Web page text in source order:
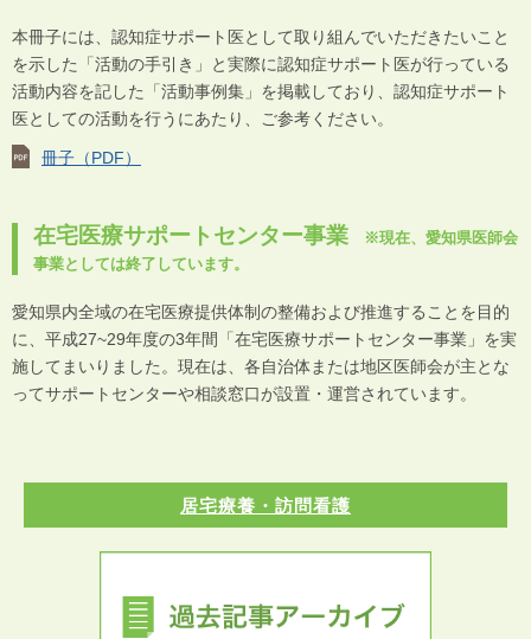
本冊子には、認知症サポート医として取り組んでいただきたいこと
を示した「活動の手引き」と実際に認知症サポート医が行っている
活動内容を記した「活動事例集」を掲載しており、認知症サポート
医としての活動を行うにあたり、ご参考ください。
冊子（PDF）
在宅医療サポートセンター事業 ※現在、愛知県医師会
事業としては終了しています。
愛知県内全域の在宅医療提供体制の整備および推進することを目的
に、平成27~29年度の3年間「在宅医療サポートセンター事業」を実
施してまいりました。現在は、各自治体または地区医師会が主とな
ってサポートセンターや相談窓口が設置・運営されています。
居宅療養・訪問看護